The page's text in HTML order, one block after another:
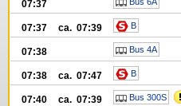
07:37
07:37 ca. 07:39 B
07:38 Bus 4A
07:38 ca. 07:47 B
07:40 ca. 07:39 Bus 300S